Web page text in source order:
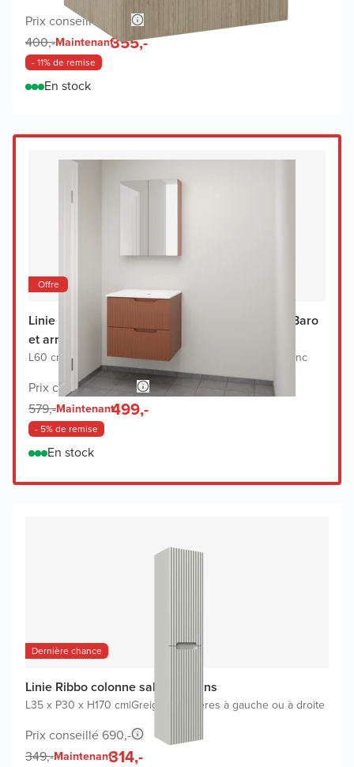
Prix conseillé 700,-
400,-Maintenant355,-
- 11% de remise
En stock
Offre
Linie Ribbo meuble salle de bains avec lavabo Baro
et armoir de toilette
L60 cm x P46 cm|Meuble sous-lavabo cotto Lavabo blanc
Prix conseillé 1.148,-
579,-Maintenant499,-
- 5% de remise
En stock
Dernière chance
Linie Ribbo colonne salle de bains
L35 x P30 x H170 cm|Greige Charnières à gauche ou à droite
Prix conseillé 690,-
349,-Maintenant314,-